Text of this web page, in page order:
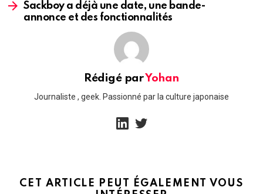
Sackboy a déjà une date, une bande-
annonce et des fonctionnalités
Rédigé parYohan
Journaliste , geek. Passionné par la culture japonaise
CET ARTICLE PEUT ÉGALEMENT VOUS